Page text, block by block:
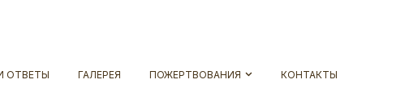
ОТВЕТЫ ГАЛЕРЕЯ ПОЖЕРТВОВАНИЯ КОНТАКТЫ